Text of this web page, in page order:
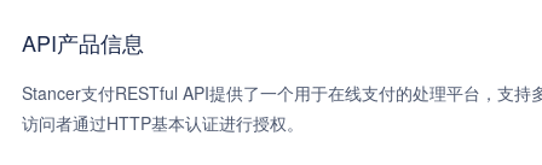
API产品信息
Stancer支付RESTful API提供了一个用于在线支付的处理平台，支
访问者通过HTTP基本认证进行授权。